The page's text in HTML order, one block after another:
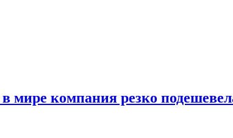
мире компания резко